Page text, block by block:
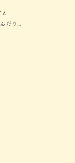
だり…